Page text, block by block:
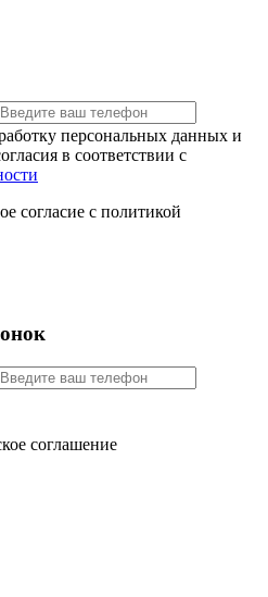
персональных данных и
в соответствии с
согласие с политикой
соглашение